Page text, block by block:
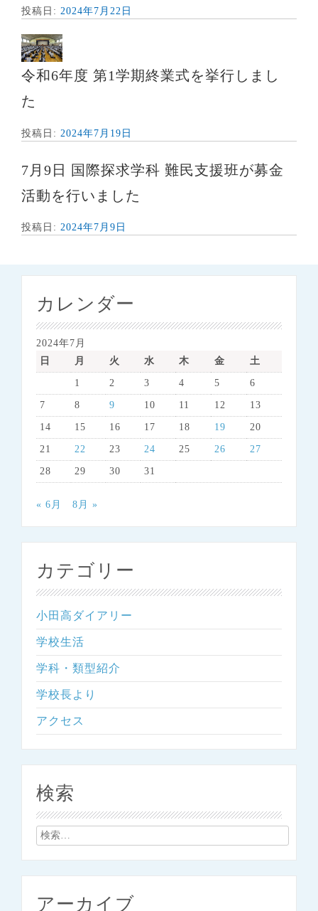
投稿日: 2024年7月22日
令和6年度 第1学期終業式を挙行しまし
た
投稿日: 2024年7月19日
7月9日 国際探求学科 難民支援班が募金
活動を行いました
投稿日: 2024年7月9日
カレンダー
2024年7月
日
月 火 水 木 金 土
1 2 3 4 5 6
7 8 9 10 11 12 13
14 15 16 17 18 19 20
21 22 23 24 25 26 27
28 29 30 31
« 6月 8月 »
カテゴリー
小田高ダイアリー
学校生活
学科・類型紹介
学校長より
アクセス
検索
検
索:
アーカイブ